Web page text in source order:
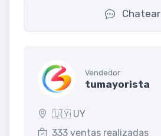
Chatear
Vendedor
tumayorista
🇺🇾 UY
333 ventas realizadas